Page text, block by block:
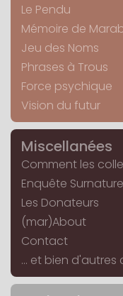
Le Pendu
Mémoire de
Jeu des Noms
Phrases à Trous
Force psychique
Vision du futur
Miscellanées
Comment les
Enquête
Les Donateurs
(mar)About
Contact
... et bien